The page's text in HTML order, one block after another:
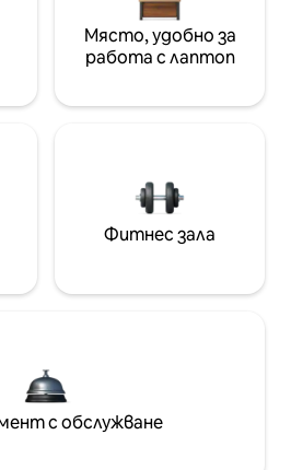
Място, удобно за
работа с лаптоп
Фитнес зала
с обслужване